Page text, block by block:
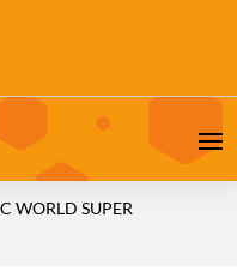
WORLD SUPER